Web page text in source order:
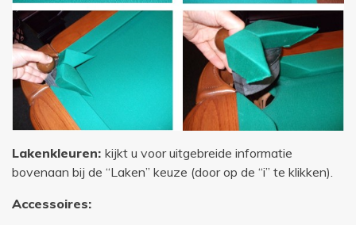
Lakenkleuren: kijkt u voor uitgebreide informatie
bovenaan bij de “Laken” keuze (door op de “i” te klikken).
Accessoires: